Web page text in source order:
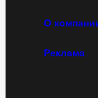
О
Реклама